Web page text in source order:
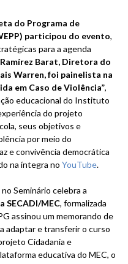
do Programa de
participou do evento,
para a agenda
Barat, Diretora do
Warren, foi painelista na
em Caso de Violência”,
educacional do Instituto
do projeto
seus objetivos e
por meio do
e convivência democrática
na íntegra no YouTube.
Seminário celebra a
SECADI/MEC, formalizada
assinou um memorando de
adaptar e transferir o curso
Cidadania e
educativa do MEC, o